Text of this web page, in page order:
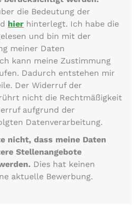
die Bedeutung der
hier hinterlegt. Ich habe die
und bin mit der
meiner Daten
kann meine Zustimmung
Dadurch entstehen mir
Der Widerruf der
nicht die Rechtmäßigkeit
aufgrund der
Datenverarbeitung.
nicht, dass meine Daten
Stellenangebote
Dies hat keinen
aktuelle Bewerbung.